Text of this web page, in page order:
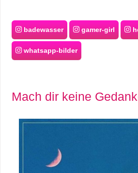
badewasser gamer-girl
whatsapp-bilder
Mach dir keine